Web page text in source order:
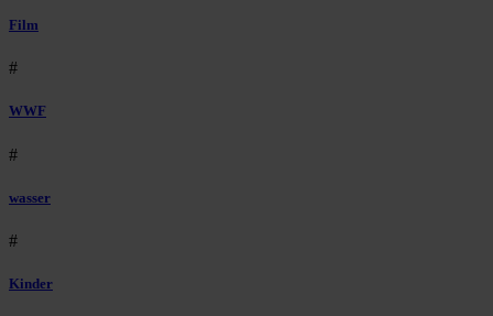
Film
#
WWF
#
wasser
#
Kinder